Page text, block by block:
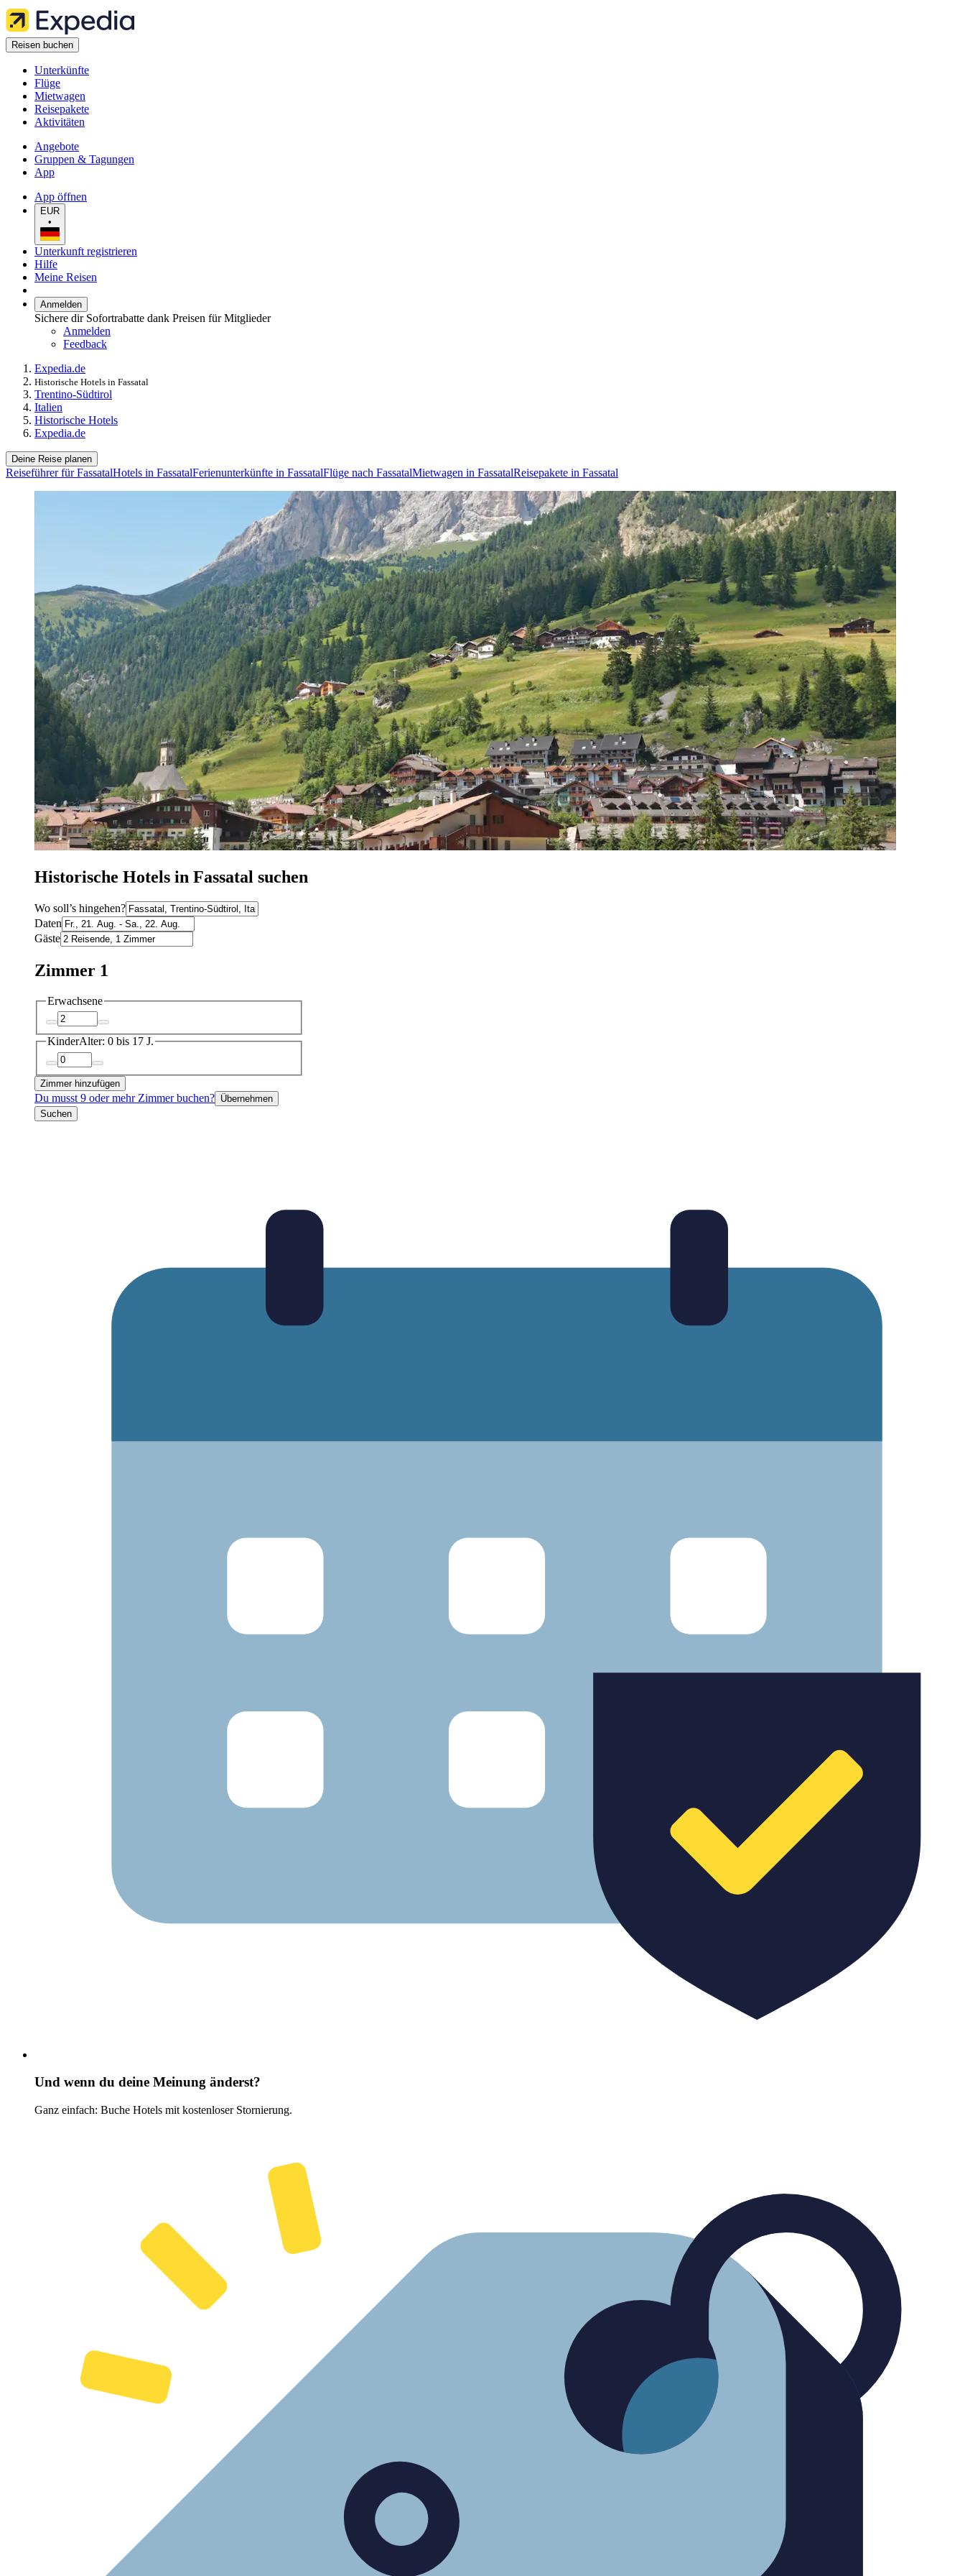
Reisen buchen
Unterkünfte
Flüge
Mietwagen
Reisepakete
Aktivitäten
Angebote
Gruppen & Tagungen
App
App öffnen
EUR
•
Unterkunft registrieren
Hilfe
Meine Reisen
Anmelden
Sichere dir Sofortrabatte dank Preisen für Mitglieder
Anmelden
Feedback
Expedia.de
Historische Hotels in Fassatal
Trentino-Südtirol
Italien
Historische Hotels
Expedia.de
Deine Reise planen
Reiseführer für FassatalHotels in FassatalFerienunterkünfte in FassatalFlüge nach FassatalMietwagen in FassatalReisepakete in Fassatal
Historische Hotels in Fassatal suchen
Wo soll’s hingehen?
Daten
Gäste
Zimmer 1
Erwachsene
KinderAlter: 0 bis 17 J.
Zimmer hinzufügen
Du musst 9 oder mehr Zimmer buchen? Übernehmen
Suchen
Und wenn du deine Meinung änderst?
Ganz einfach: Buche Hotels mit kostenloser Stornierung.